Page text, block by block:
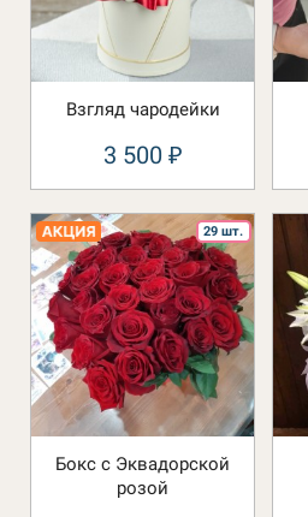
Взгляд чародейки
3 500 ₽
29 шт.
Бокс с Эквадорской
розой